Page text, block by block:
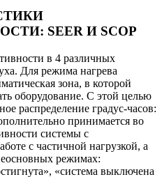
SEER И SCOP
в 4 различных
Для режима нагрева
зона, в которой
оборудование. С этой целью
распределение градус-часов:
принимается во
системы с
с частичной нагрузкой, а
режимах:
«система выключена